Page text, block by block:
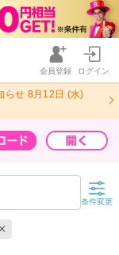
会員登録 ログイン
らせ 8月12日 (水)
条件変更